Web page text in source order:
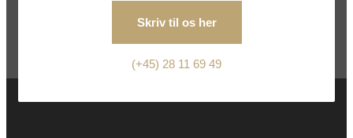
Skriv til os her
(+45) 28 11 69 49